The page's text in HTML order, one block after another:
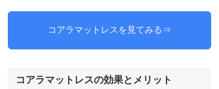
コアラマットレスを見てみる⇒
コアラマットレスの効果とメリット